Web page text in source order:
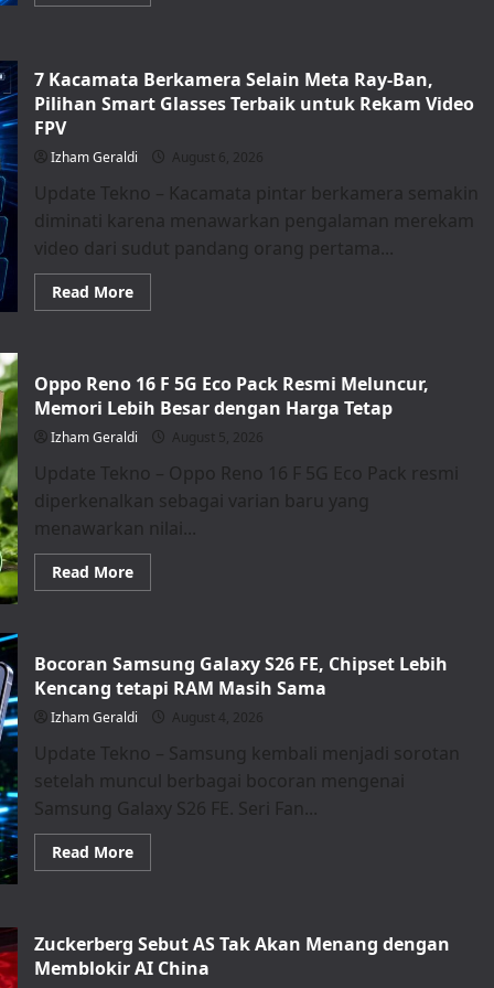
12000
mAh
Bisa
Hilang
7 Kacamata Berkamera Selain Meta Ray-Ban,
Pilihan Smart Glasses Terbaik untuk Rekam Video
FPV
Izham Geraldi August 6, 2026
Update Tekno – Kacamata pintar berkamera semakin
diminati karena menawarkan pengalaman merekam
video dari sudut pandang orang pertama...
Read MoreRead
more
Selain
Meta
Ray-
Ban,
Pilihan
Glasses
untuk
Rekam
Video
FPV
Oppo Reno 16 F 5G Eco Pack Resmi Meluncur,
Memori Lebih Besar dengan Harga Tetap
Izham Geraldi August 5, 2026
Update Tekno – Oppo Reno 16 F 5G Eco Pack resmi
diperkenalkan sebagai varian baru yang
menawarkan nilai...
Read MoreRead
more
F
5G
Eco
Pack
Resmi
Memori
Besar
dengan
Harga
Tetap
Bocoran Samsung Galaxy S26 FE, Chipset Lebih
Kencang tetapi RAM Masih Sama
Izham Geraldi August 4, 2026
Update Tekno – Samsung kembali menjadi sorotan
setelah muncul berbagai bocoran mengenai
Samsung Galaxy S26 FE. Seri Fan...
Read MoreRead
more
S26
FE,
Chipset
Zuckerberg Sebut AS Tak Akan Menang dengan
Memblokir AI China